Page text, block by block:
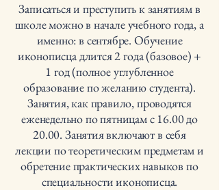
Записаться и преступить к занятиям в
школе можно в начале учебного года, а
именно: в сентябре. Обучение
иконописца длится 2 года (базовое) +
1 год (полное углубленное
образование по желанию студента).
Занятия, как правило, проводятся
еженедельно по пятницам с 16.00 до
20.00. Занятия включают в себя
лекции по теоретическим предметам и
обретение практических навыков по
специальности иконописца.